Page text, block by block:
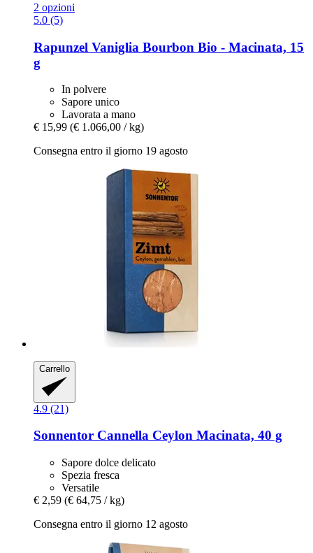
2 opzioni
5.0 (5)
Rapunzel Vaniglia Bourbon Bio -​ Macinata, 15
g
In polvere
Sapore unico
Lavorata a mano
€ 15,99 (€ 1.066,00 / kg)
Consegna entro il giorno 19 agosto
Carrello
4.9 (21)
Sonnentor Cannella Ceylon Macinata, 40 g
Sapore dolce delicato
Spezia fresca
Versatile
€ 2,59 (€ 64,75 / kg)
Consegna entro il giorno 12 agosto